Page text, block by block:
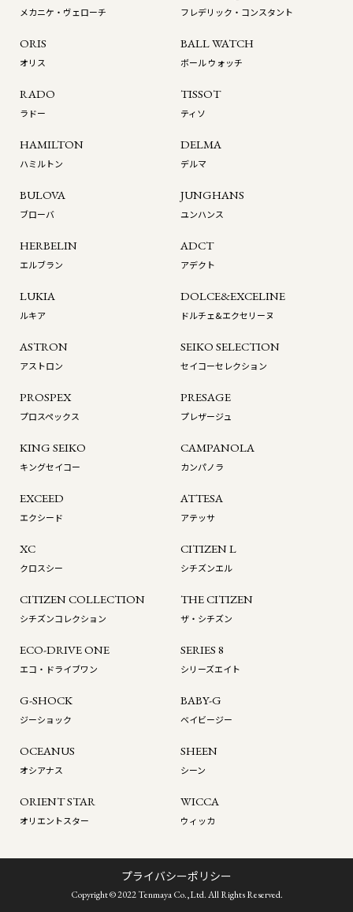
メカニケ・ヴェローチ フレデリック・コンスタント
ORIS
オリス
BALL WATCH
ボール ウォッチ
RADO
ラドー
TISSOT
ティソ
HAMILTON
ハミルトン
DELMA
デルマ
BULOVA
ブローバ
JUNGHANS
ユンハンス
HERBELIN
エルブラン
ADCT
アデクト
LUKIA
ルキア
DOLCE&EXCELINE
ドルチェ&エクセリーヌ
ASTRON
アストロン
SEIKO SELECTION
セイコーセレクション
PROSPEX
プロスペックス
PRESAGE
プレザージュ
KING SEIKO
キングセイコー
CAMPANOLA
カンパノラ
EXCEED
エクシード
ATTESA
アテッサ
XC
クロスシー
CITIZEN L
シチズンエル
CITIZEN COLLECTION
シチズンコレクション
THE CITIZEN
ザ・シチズン
ECO-DRIVE ONE
エコ・ドライブワン
SERIES 8
シリーズエイト
G-SHOCK
ジーショック
BABY-G
ベイビージー
OCEANUS
オシアナス
SHEEN
シーン
ORIENT STAR
オリエントスター
WICCA
ウィッカ
プライバシーポリシー
Copyright © 2022 Tenmaya Co.,Ltd. All Rights Reserved.